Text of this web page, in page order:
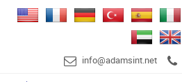
info@adamsint.net